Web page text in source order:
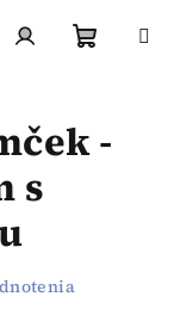
košík
-
s